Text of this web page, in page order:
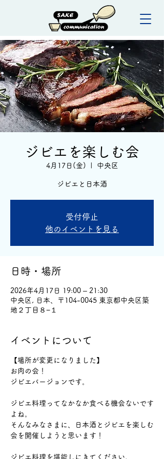
ジビエを楽しむ会
4月17日(金) 中央区
ジビエと日本酒
受付停止
他のイベントを見る
日時・場所
2026年4月17日 19:00 – 21:30
中央区, 日本、〒104-0045 東京都中央区築
地２丁目８−１
イベントについて
【場所が変更になりました】
お肉の会！
ジビエバージョンです。
ジビエ料理ってなかなか食べる機会ないです
よね。
そんなみなさまに、日本酒とジビエを楽しむ
会を開催しようと思います！
ジビエ料理を堪能しにきてください。